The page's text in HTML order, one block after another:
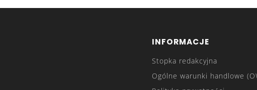
INFORMACJE
Stopka redakcyjna
Ogólne warunki handlowe